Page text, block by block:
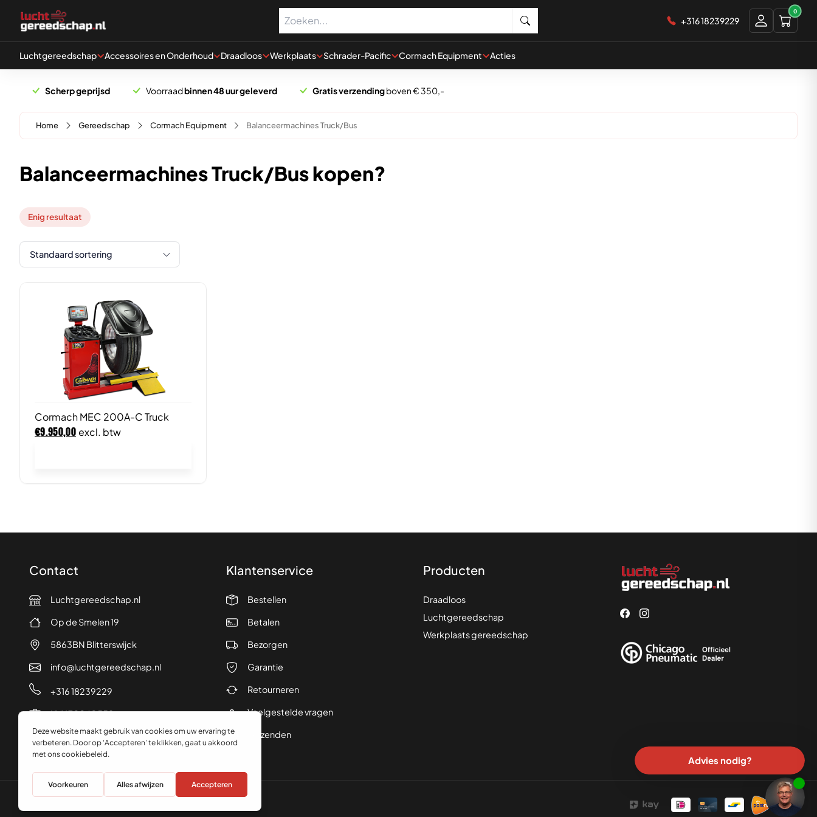
+316 18239229
0
Luchtgereedschap Accessoires en Onderhoud Draadloos Werkplaats Schrader-Pacific Cormach Equipment Acties
Scherp geprijsd Voorraadbinnen 48 uur geleverd Gratis verzendingboven € 350,-
Home Gereedschap Cormach Equipment Balanceermachines Truck/Bus
Balanceermachines Truck/Bus kopen?
Enig resultaat
Cormach MEC 200A-C Truck
€9.950,00 excl. btw
Contact
Luchtgereedschap.nl
Op de Smelen 19
5863BN Blitterswijck
info@luchtgereedschap.nl
+316 18239229
KVK 70240558
Klantenservice
Bestellen
Betalen
Bezorgen
Garantie
Retourneren
Veelgestelde vragen
Verzenden
Producten
Draadloos
Luchtgereedschap
Werkplaats gereedschap
Advies nodig?